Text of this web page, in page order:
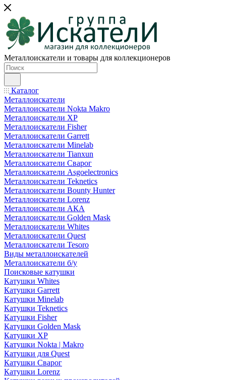
Металлоискатели и товары для коллекционеров
Каталог
Металлоискатели
Металлоискатели Nokta Makro
Металлоискатели XP
Металлоискатели Fisher
Металлоискатели Garrett
Металлоискатели Minelab
Металлоискатели Tianxun
Металлоискатели Сварог
Металлоискатели Asgoelectronics
Металлоискатели Teknetics
Металлоискатели Bounty Hunter
Металлоискатели Lorenz
Металлоискатели АКА
Металлоискатели Golden Mask
Металлоискатели Whites
Металлоискатели Quest
Металлоискатели Tesoro
Виды металлоискателей
Металлоискатели б/у
Поисковые катушки
Катушки Whites
Катушки Garrett
Катушки Minelab
Катушки Teknetics
Катушки Fisher
Катушки Golden Mask
Катушки XP
Катушки Nokta | Makro
Катушки для Quest
Катушки Сварог
Катушки Lorenz